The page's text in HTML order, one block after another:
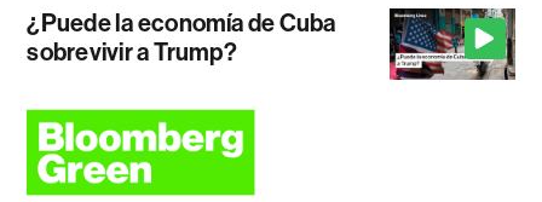
¿Puede la economía de Cuba
sobrevivir a Trump?